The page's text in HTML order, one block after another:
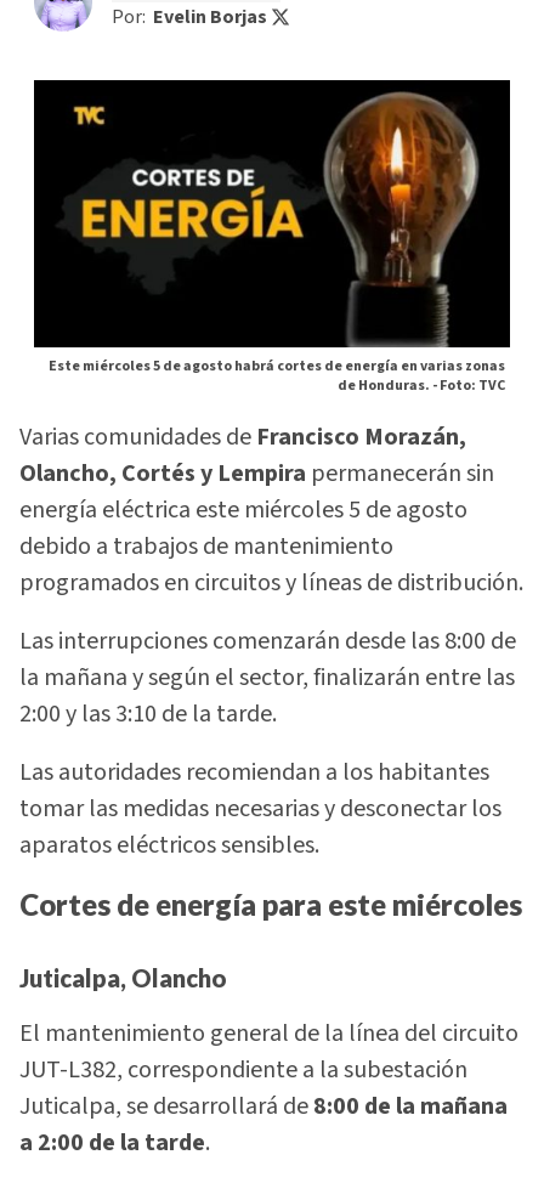
Por: Evelin Borjas
Este miércoles 5 de agosto habrá cortes de energía en varias zonas
de Honduras. -Foto: TVC
Varias comunidades de Francisco Morazán,
Olancho, Cortés y Lempira permanecerán sin
energía eléctrica este miércoles 5 de agosto
debido a trabajos de mantenimiento
programados en circuitos y líneas de distribución.
Las interrupciones comenzarán desde las 8:00 de
la mañana y según el sector, finalizarán entre las
2:00 y las 3:10 de la tarde.
Las autoridades recomiendan a los habitantes
tomar las medidas necesarias y desconectar los
aparatos eléctricos sensibles.
Cortes de energía para este miércoles
Juticalpa, Olancho
El mantenimiento general de la línea del circuito
JUT-L382, correspondiente a la subestación
Juticalpa, se desarrollará de8:00 de la mañana
a 2:00 de la tarde.